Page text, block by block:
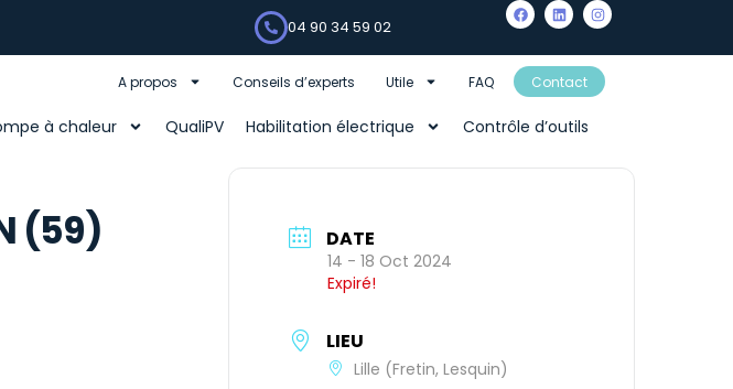
04 90 34 59 02
A propos Conseils d’experts Utile FAQ Contact
à chaleur QualiPV Habilitation électrique Contrôle d’outils
(59) DATE
14 - 18 Oct 2024
Expiré!
LIEU
Lille (Fretin, Lesquin)